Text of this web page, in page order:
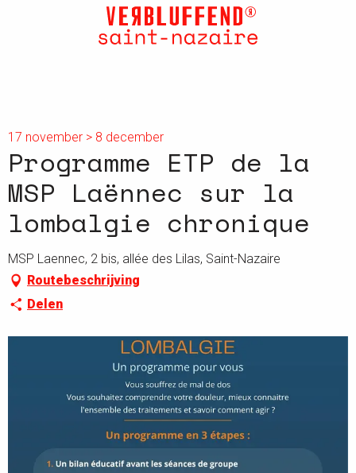
17 november > 8 december
Programme ETP de la
MSP Laënnec sur la
lombalgie chronique
MSP Laennec, 2 bis, allée des Lilas, Saint-Nazaire
Routebeschrijving
Delen